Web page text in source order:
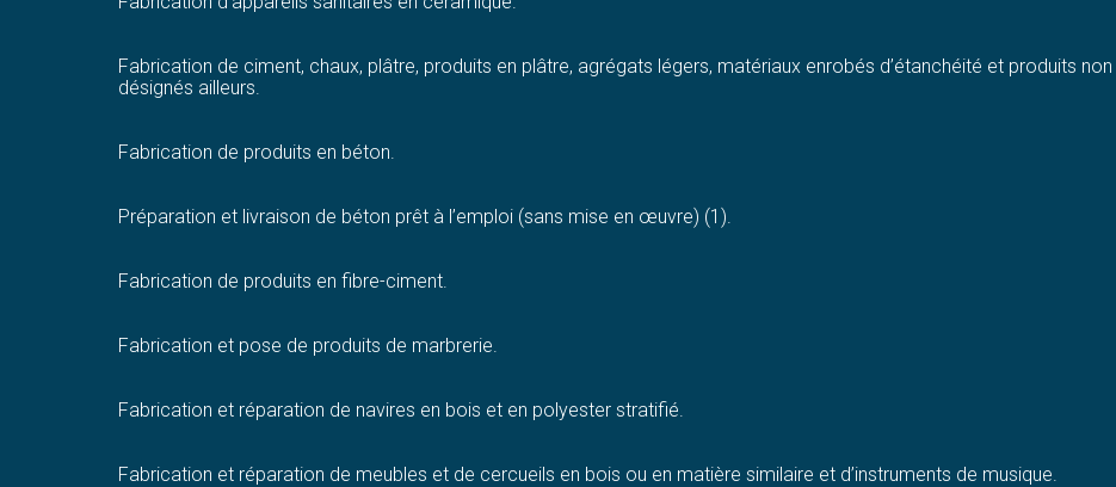
Fabrication de ciment, chaux, plâtre, produits en plâtre, agrégats légers, matériaux enrobés d’étanchéité et produits non
désignés ailleurs.
Fabrication de produits en béton.
Préparation et livraison de béton prêt à l’emploi (sans mise en œuvre) (1).
Fabrication de produits en fibre-ciment.
Fabrication et pose de produits de marbrerie.
Fabrication et réparation de navires en bois et en polyester stratifié.
Fabrication et réparation de meubles et de cercueils en bois ou en matière similaire et d’instruments de musique.